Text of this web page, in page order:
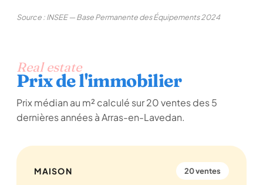
Source : INSEE — Base Permanente des Équipements 2024
Real estate
Prix de l'immobilier
Prix médian au m² calculé sur 20 ventes des 5
dernières années à Arras-en-Lavedan.
MAISON 20 ventes